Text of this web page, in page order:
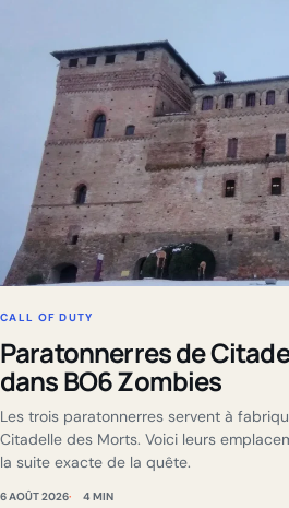
CALL OF DUTY
Paratonnerres de
dans BO6 Zombies
Les trois paratonnerres servent à
Citadelle des Morts. Voici leurs
la suite exacte de la quête.
6 AOÛT 2026 4 MIN